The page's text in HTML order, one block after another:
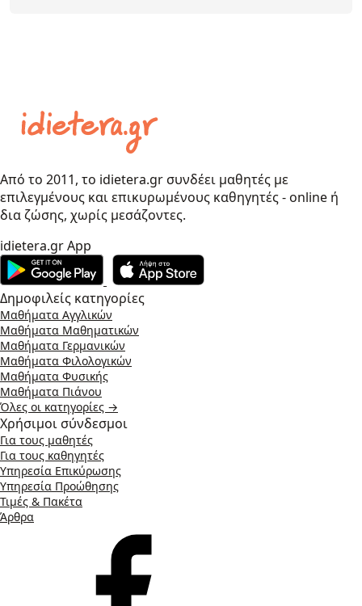
Από το 2011, το idietera.gr συνδέει μαθητές με
επιλεγμένους και επικυρωμένους καθηγητές - online ή
δια ζώσης, χωρίς μεσάζοντες.
idietera.gr App
Δημοφιλείς κατηγορίες
Μαθήματα Αγγλικών
Μαθήματα Μαθηματικών
Μαθήματα Γερμανικών
Μαθήματα Φιλολογικών
Μαθήματα Φυσικής
Μαθήματα Πιάνου
Όλες οι κατηγορίες →
Χρήσιμοι σύνδεσμοι
Για τους μαθητές
Για τους καθηγητές
Υπηρεσία Επικύρωσης
Υπηρεσία Προώθησης
Τιμές & Πακέτα
Άρθρα